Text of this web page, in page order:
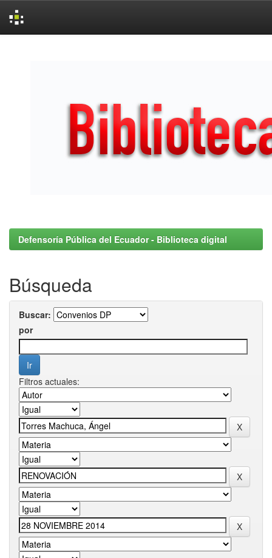
Defensoría Pública del Ecuador - Biblioteca digital
Búsqueda
Buscar:
por
Filtros actuales: